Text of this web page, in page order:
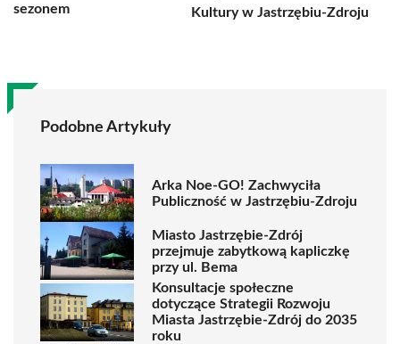
sezonem
Kultury w Jastrzębiu-Zdroju
Podobne Artykuły
Arka Noe-GO! Zachwyciła
Publiczność w Jastrzębiu-Zdroju
Miasto Jastrzębie-Zdrój
przejmuje zabytkową kapliczkę
przy ul. Bema
Konsultacje społeczne
dotyczące Strategii Rozwoju
Miasta Jastrzębie-Zdrój do 2035
roku